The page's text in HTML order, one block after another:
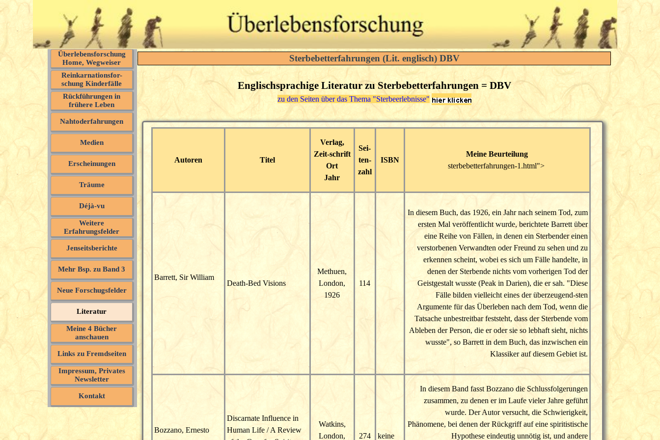
Überlebensforschung
Home, Wegweiser
Reinkarnationsfor-
schung Kinderfälle
Rückführungen in
frühere Leben
Nahtoderfahrungen
Medien
Erscheinungen
Träume
Déjà-vu
Weitere
Erfahrungsfelder
Jenseitsberichte
Mehr Bsp. zu Band 3
Neue Forschugsfelder
Literatur
Meine 4 Bücher
anschauen
Links zu Fremdseiten
Impressum, Privates
Newsletter
Kontakt
Sterbebetterfahrungen (Lit. englisch) DBV
Englischsprachige Literatur zu Sterbebetterfahrungen = DBV
zu den Seiten über das Thema "Sterbeerlebnisse"
Autoren Titel
Verlag,
Zeit-schrift
Ort
Jahr
Sei-
ten-
zahl
ISBN
Meine Beurteilung
sterbebetterfahrungen-1.html">
Barrett, Sir William
Death-Bed Visions
Methuen,
London,
1926
114
In diesem Buch, das 1926, ein Jahr nach seinem Tod, zum
ersten Mal veröffentlicht wurde, berichtete Barrett über
eine Reihe von Fällen, in denen ein Sterbender einen
verstorbenen Verwandten oder Freund zu sehen und zu
erkennen scheint, wobei es sich um Fälle handelte, in
denen der Sterbende nichts vom vorherigen Tod der
Geistgestalt wusste (Peak in Darien), die er sah. "Diese
Fälle bilden vielleicht eines der überzeugend-sten
Argumente für das Überleben nach dem Tod, wenn die
Tatsache unbestreitbar feststeht, dass der Sterbende vom
Ableben der Person, die er oder sie so lebhaft sieht, nichts
wusste", so Barrett in dem Buch, das inzwischen ein
Klassiker auf diesem Gebiet ist.
Bozzano, Ernesto
Discarnate Influence in
Human Life / A Review
Watkins,
London,
274 keine
In diesem Band fasst Bozzano die Schlussfolgerungen
zusammen, zu denen er im Laufe vieler Jahre geführt
wurde. Der Autor versucht, die Schwierigkeit,
Phänomene, bei denen der Rückgriff auf eine spiritistische
Hypothese eindeutig unnötig ist, und andere